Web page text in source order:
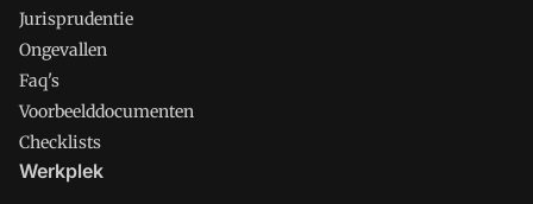
Jurisprudentie
Ongevallen
Faq's
Voorbeelddocumenten
Checklists
Werkplek